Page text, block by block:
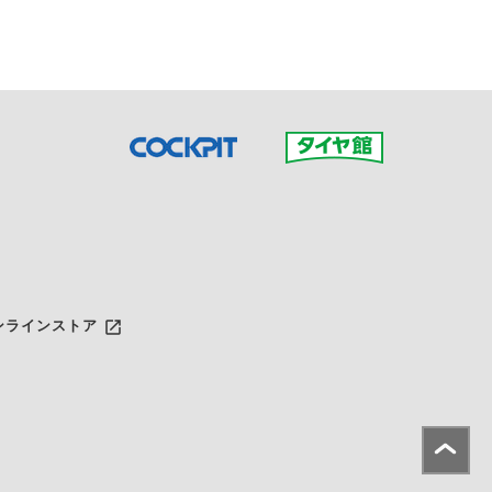
ラインストア launch